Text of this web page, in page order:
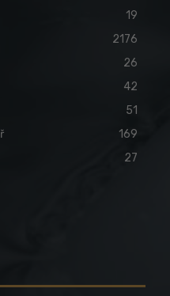
19
2176
26
42
51
169
27